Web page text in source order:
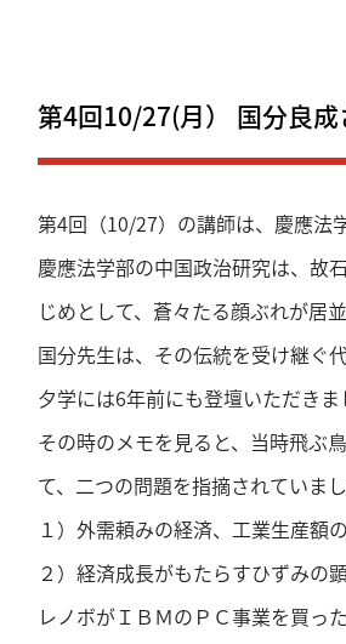
第4回10/27(月） 国分良成
第4回（10/27）の講師は、慶應法
慶應法学部の中国政治研究は、故
じめとして、蒼々たる顔ぶれが居
国分先生は、その伝統を受け継ぐ
夕学には6年前にも登壇いただきま
その時のメモを見ると、当時飛ぶ
て、二つの問題を指摘されていまし
１）外需頼みの経済、工業生産額
２）経済成長がもたらすひずみ
レノボがＩＢＭのＰＣ事業を買っ